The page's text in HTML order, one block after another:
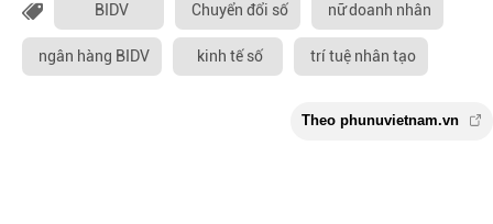
BIDV Chuyển đổi số nữ doanh nhân
ngân hàng BIDV kinh tế số trí tuệ nhân tạo